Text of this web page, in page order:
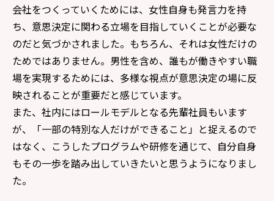
会社をつくっていくためには、女性自身も発言力を持
ち、意思決定に関わる立場を目指していくことが必要な
のだと気づかされました。もちろん、それは女性だけの
ためではありません。男性を含め、誰もが働きやすい職
場を実現するためには、多様な視点が意思決定の場に反
映されることが重要だと感じています。
また、社内にはロールモデルとなる先輩社員もいます
が、「一部の特別な人だけができること」と捉えるので
はなく、こうしたプログラムや研修を通じて、自分自身
もその一歩を踏み出していきたいと思うようになりまし
た。